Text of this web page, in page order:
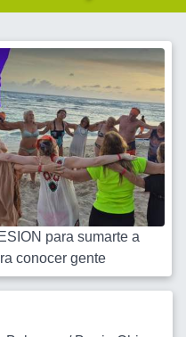
para sumarte a
conocer gente